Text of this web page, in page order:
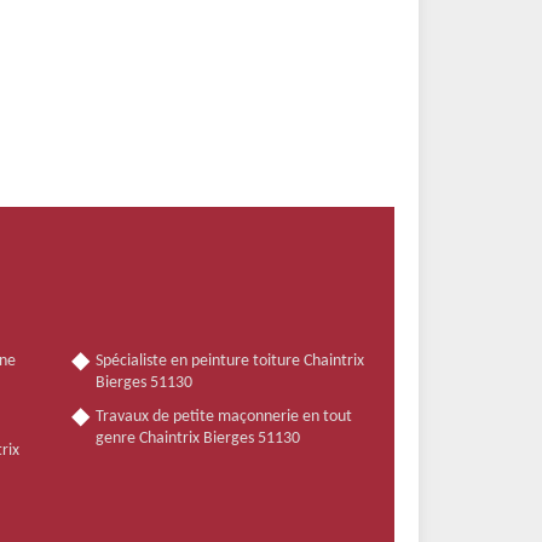
Spécialiste en peinture toiture Chaintrix
Bierges 51130
Travaux de petite maçonnerie en tout
genre Chaintrix Bierges 51130